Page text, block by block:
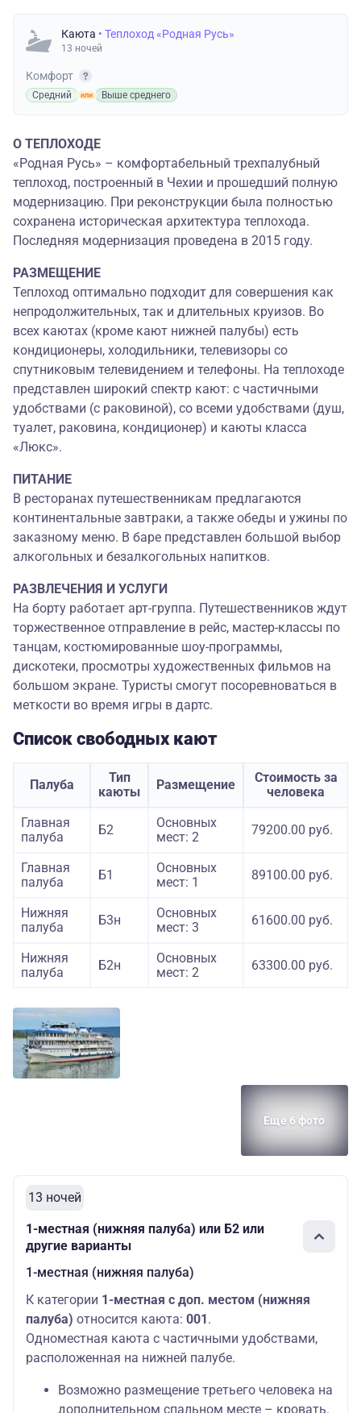
Каюта • Теплоход «Родная Русь»
13 ночей
Комфорт
Средний Выше среднего
О ТЕПЛОХОДЕ
«Родная Русь» – комфортабельный трехпалубный
теплоход, построенный в Чехии и прошедший полную
модернизацию. При реконструкции была полностью
сохранена историческая архитектура теплохода.
Последняя модернизация проведена в 2015 году.
РАЗМЕЩЕНИЕ
Теплоход оптимально подходит для совершения как
непродолжительных, так и длительных круизов. Во
всех каютах (кроме кают нижней палубы) есть
кондиционеры, холодильники, телевизоры со
спутниковым телевидением и телефоны. На теплоходе
представлен широкий спектр кают: с частичными
удобствами (с раковиной), со всеми удобствами (душ,
туалет, раковина, кондиционер) и каюты класса
«Люкс».
ПИТАНИЕ
В ресторанах путешественникам предлагаются
континентальные завтраки, а также обеды и ужины по
заказному меню. В баре представлен большой выбор
алкогольных и безалкогольных напитков.
РАЗВЛЕЧЕНИЯ И УСЛУГИ
На борту работает арт-группа. Путешественников ждут
торжественное отправление в рейс, мастер-классы по
танцам, костюмированные шоу-программы,
дискотеки, просмотры художественных фильмов на
большом экране. Туристы смогут посоревноваться в
меткости во время игры в дартс.
Список свободных кают
Палуба
Тип
каюты
Размещение
Стоимость за
человека
Главная
палуба
Б2
Основных
мест: 2
79200.00 руб.
Главная
палуба
Б1
Основных
мест: 1
89100.00 руб.
Нижняя
палуба
Б3н
Основных
мест: 3
61600.00 руб.
Нижняя
палуба
Б2н
Основных
мест: 2
63300.00 руб.
Еще 6 фото
13 ночей
1-местная (нижняя палуба) или Б2 или
другие варианты
1-местная (нижняя палуба)
К категории 1-местная с доп. местом (нижняя
палуба) относится каюта: 001.
Одноместная каюта с частичными удобствами,
расположенная на нижней палубе.
Возможно размещение третьего человека на
дополнительном спальном месте – кровать.